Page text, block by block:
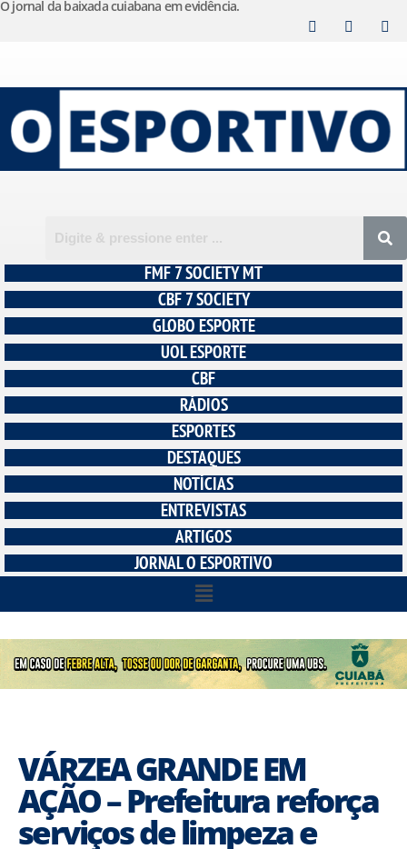
o
conteúdo
O jornal da baixada cuiabana em evidência.
FMF 7 SOCIETY MT
CBF 7 SOCIETY
GLOBO ESPORTE
UOL ESPORTE
CBF
RÁDIOS
ESPORTES
DESTAQUES
NOTÍCIAS
ENTREVISTAS
ARTIGOS
JORNAL O ESPORTIVO
VÁRZEA GRANDE EM
AÇÃO – Prefeitura reforça
serviços de limpeza e